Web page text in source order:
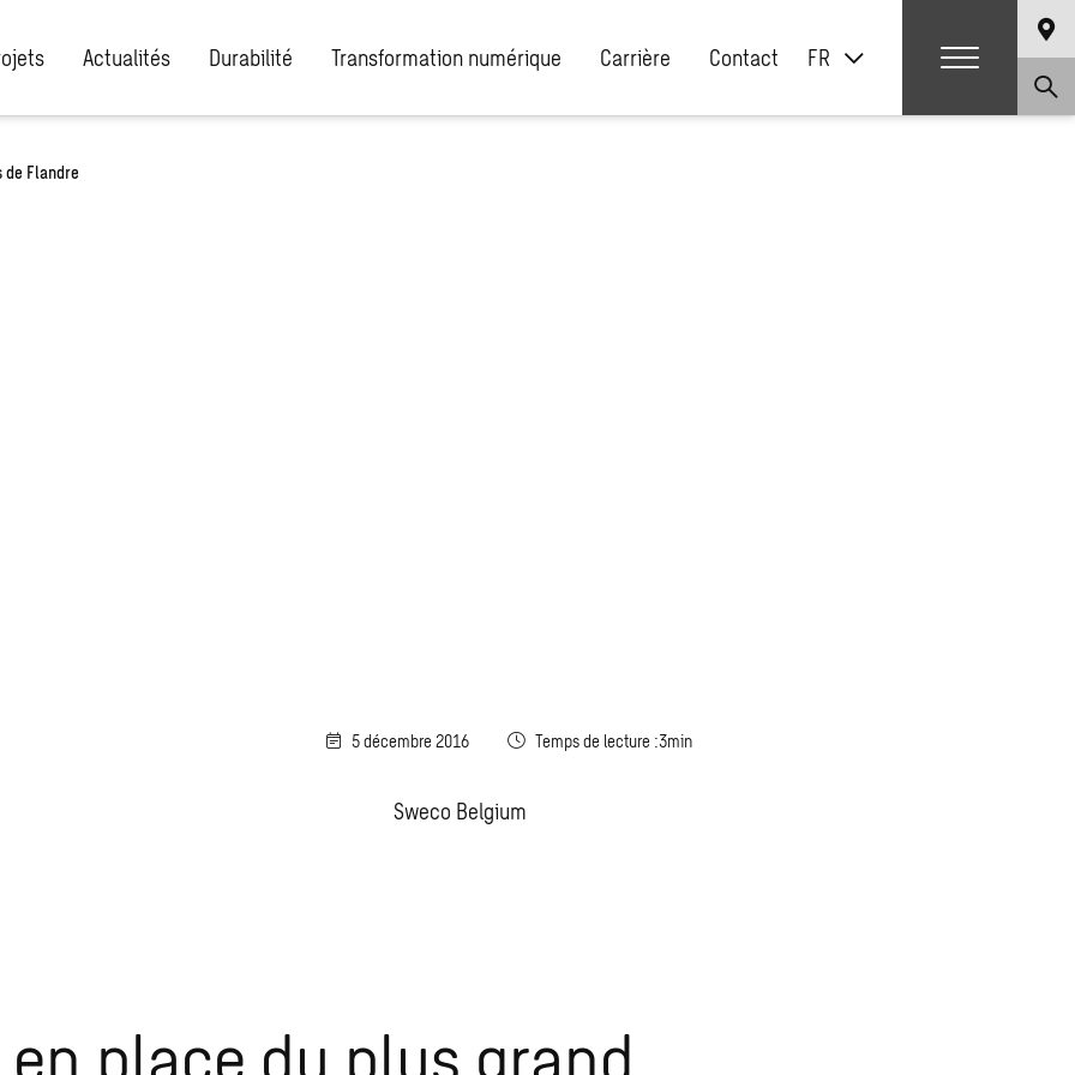
Actualités Durabilité Transformation numérique Carrière Contact FR
Flandre
5 décembre 2016 Temps de lecture :3min
Sweco Belgium
en place du plus grand